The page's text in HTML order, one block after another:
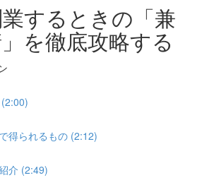
するときの「兼
を徹底攻略する
得られるもの (2:12)
介 (2:49)